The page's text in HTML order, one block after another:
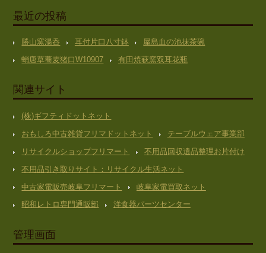
最近の投稿
勝山窯湯呑 耳付片口八寸鉢
屋島血の池抹茶碗
蛸唐草蕎麦猪口W10907
有田焼萩窯双耳花瓶
関連サイト
(株)ギフティドットネット
おもしろ中古雑貨フリマドットネット
テーブルウェア事業部
リサイクルショップフリマート
不用品回収遺品整理お片付け
不用品引き取りサイト：リサイクル生活ネット
中古家電販売岐阜フリマート
岐阜家電買取ネット
昭和レトロ専門通販部
洋食器パーツセンター
管理画面